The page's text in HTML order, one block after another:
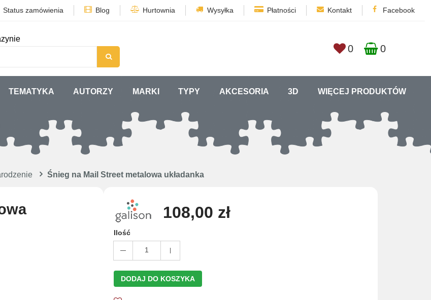
Status zamówienia Blog Hurtownia Wysyłka Płatności Kontakt Facebook
0 0
TEMATYKA AUTORZY MARKI TYPY AKCESORIA 3D WIĘCEJ PRODUKTÓW
Śnieg na Mail Street metalowa układanka
108,00 zł
Ilość
1
DODAJ DO KOSZYKA